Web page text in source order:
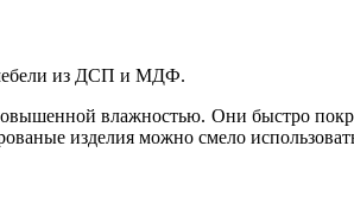
мебели из ДСП и МДФ.
влажностью. Они быстро
изделия можно смело